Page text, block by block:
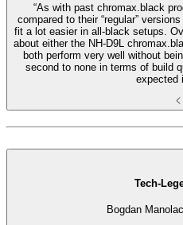
“As with past chromax.black
compared to their “regular”
fit a lot easier in all-black setups.
about either the NH-D9L
both perform very well without
second to none in terms of build
expected
Tech-
Bogdan